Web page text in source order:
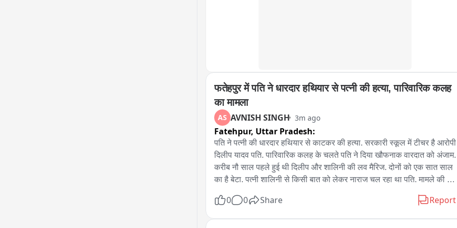
फतेहपुर में पति ने धारदार हथियार से पत्नी की हत्या, पारिवारिक कलह
का मामला
AS AVNISH SINGH 3m ago
Fatehpur, Uttar Pradesh:
पति ने पत्नी की धारदार हथियार से काटकर की हत्या. सरकारी स्कूल में टीचर है आरोपी
दिलीप यादव पति. पारिवारिक कलह के चलते पति ने दिया खौफनाक वारदात को अंजाम.
करीब नौ साल पहले हुई थी दिलीप और शालिनी की लव मैरिज. दोनों को एक सात साल
का है बेटा. पत्नी शालिनी से किसी बात को लेकर नाराज चल रहा था पति. मामले की
0 0 Share Report